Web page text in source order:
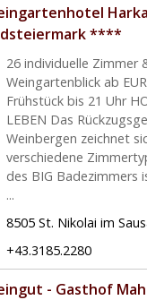
****
26 individuelle Zimmer
Weingartenblick ab
Frühstück bis 21 Uhr
LEBEN Das
Weinbergen zeichnet
verschiedene
des BIG Badezimmers
...
8505 St. Nikolai im
+43.3185.2280
- Gasthof